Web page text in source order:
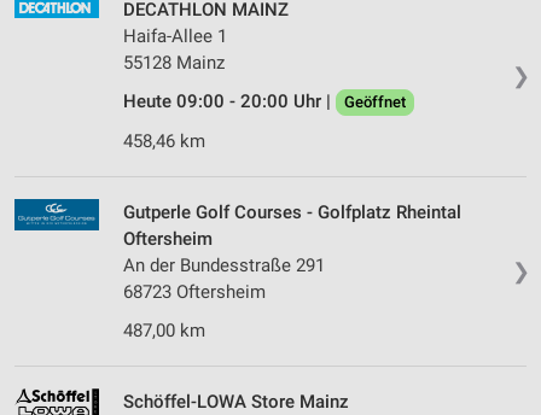
❯
DECATHLON MAINZ
Haifa-Allee 1
55128 Mainz
Heute 09:00 - 20:00 Uhr |
Geöffnet
458,46 km
❯
Gutperle Golf Courses - Golfplatz Rheintal
Oftersheim
An der Bundesstraße 291
68723 Oftersheim
487,00 km
Schöffel-LOWA Store Mainz